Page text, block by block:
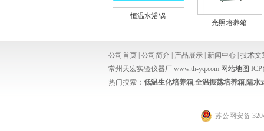
恒温水浴锅
光照培养箱
公司首页 公司简介 产品展示 新闻中心 技术文
常州天宏实验仪器厂 www.th-yq.com 网站地图
热门搜索： 低温生化培养箱,全温振荡培养箱, 隔水
苏公网安备